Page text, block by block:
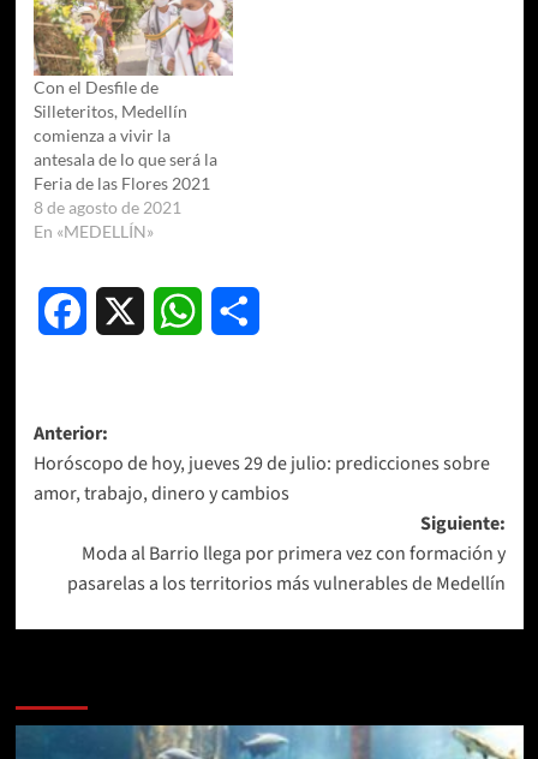
Con el Desfile de
Silleteritos, Medellín
comienza a vivir la
antesala de lo que será la
Feria de las Flores 2021
8 de agosto de 2021
En «MEDELLÍN»
Facebook WhatsApp
Navegación
de
entradas
Anterior:
Horóscopo de hoy, jueves 29 de julio: predicciones sobre
amor, trabajo, dinero y cambios
Siguiente:
Moda al Barrio llega por primera vez con formación y
pasarelas a los territorios más vulnerables de Medellín